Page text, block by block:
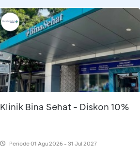
Klinik Bina Sehat - Diskon 10%
Periode01 Agu 2026 - 31 Jul 2027